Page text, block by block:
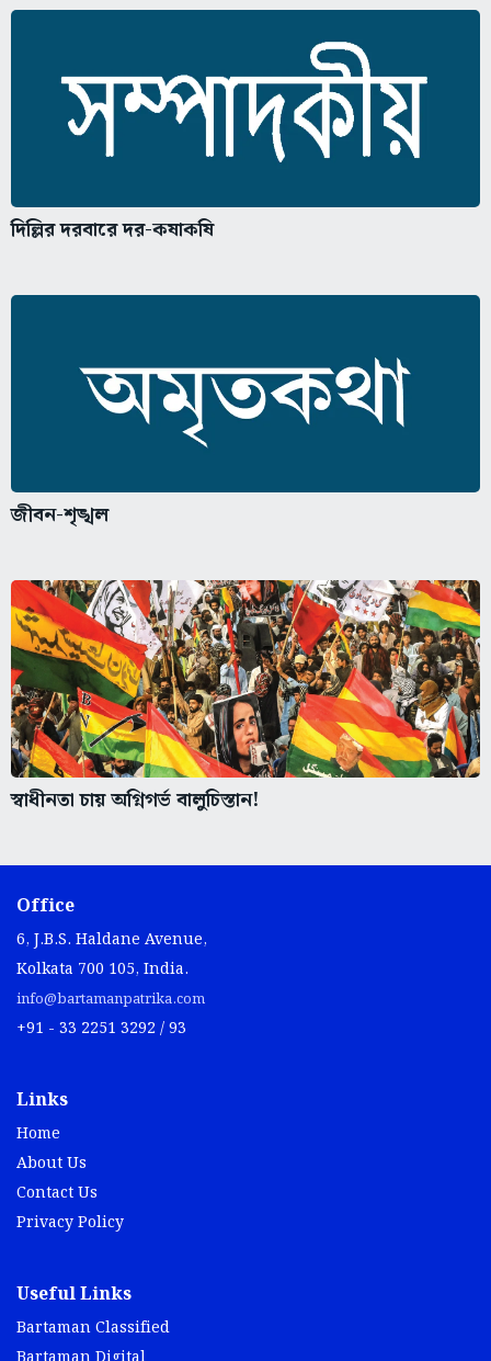
দিল্লির দরবারে দর-কষাকষি
জীবন-শৃঙ্খল
স্বাধীনতা চায় অগ্নিগর্ভ বালুচিস্তান!
Office
6, J.B.S. Haldane Avenue,
Kolkata 700 105, India.
info@bartamanpatrika.com
+91 - 33 2251 3292 / 93
Links
Home
About Us
Contact Us
Privacy Policy
Useful Links
Bartaman Classified